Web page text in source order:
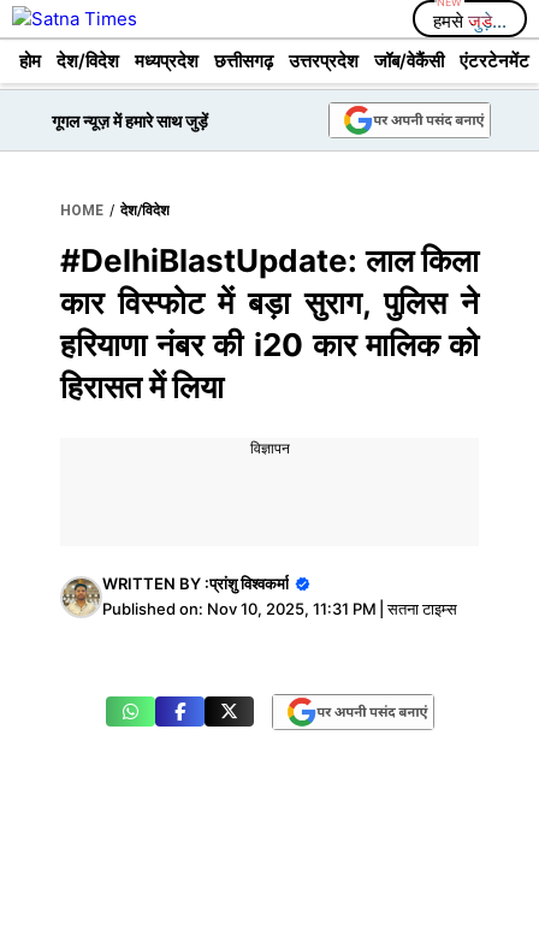
Skip
to
content
हमसेजुड़े...
होम
देश/विदेश मध्यप्रदेश छत्तीसगढ़ उत्तरप्रदेश जॉब/वेकैंसी एंटरटेनमेंट
गूगल न्यूज़ में हमारे साथ जुड़ें
HOME / देश/विदेश
#DelhiBlastUpdate: लाल किला
कार विस्फोट में बड़ा सुराग, पुलिस ने
हरियाणा नंबर की i20 कार मालिक को
हिरासत में लिया
विज्ञापन
WRITTEN BY :प्रांशु विश्वकर्मा
Published on: Nov 10, 2025, 11:31 PM |सतना टाइम्स